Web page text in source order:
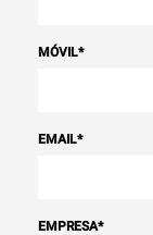
MÓVIL*
EMAIL*
EMPRESA*